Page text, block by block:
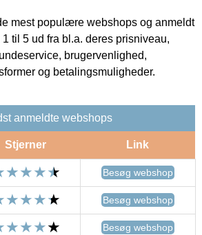
mest populære webshops og anmeldt
til 5 ud fra bl.a. deres prisniveau,
brugervenlighed,
og betalingsmuligheder.
anmeldte webshops
Stjerner Link
Besøg webshop
Besøg webshop
Besøg webshop